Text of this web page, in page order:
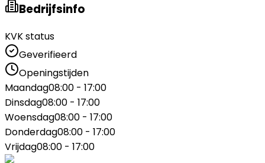
Bedrijfsinfo
KVK status
Geverifieerd
Openingstijden
Maandag08:00 - 17:00
Dinsdag08:00 - 17:00
Woensdag08:00 - 17:00
Donderdag08:00 - 17:00
Vrijdag08:00 - 17:00